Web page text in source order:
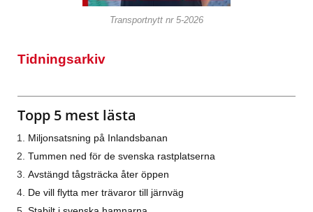
Transportnytt nr 5-2026
Tidningsarkiv
Topp 5 mest lästa
Miljonsatsning på Inlandsbanan
Tummen ned för de svenska rastplatserna
Avstängd tågsträcka åter öppen
De vill flytta mer trävaror till järnväg